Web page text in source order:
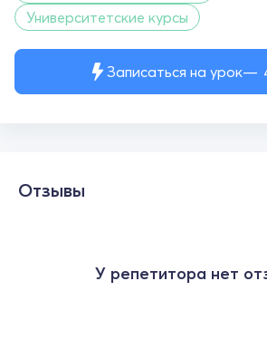
Записаться на урок
Университетские курсы
Отзывы
У репетитора нет